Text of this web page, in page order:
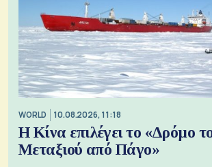
WORLD 10.08.2026, 11:18
Η Κίνα επιλέγει το «Δρόμο
Μεταξιού από Πάγο»